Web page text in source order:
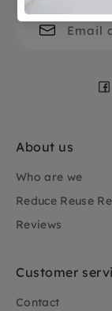
About us
Who are we
Reduce Reuse
Reviews
Customer
Contact